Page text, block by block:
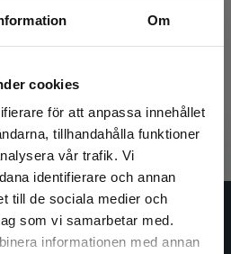
Om
cookies
för att anpassa innehållet
tillhandahålla funktioner
vår trafik. Vi
identifierare och annan
till de sociala medier och
som vi samarbetar med.
informationen med annan
fraktregion
produkt)